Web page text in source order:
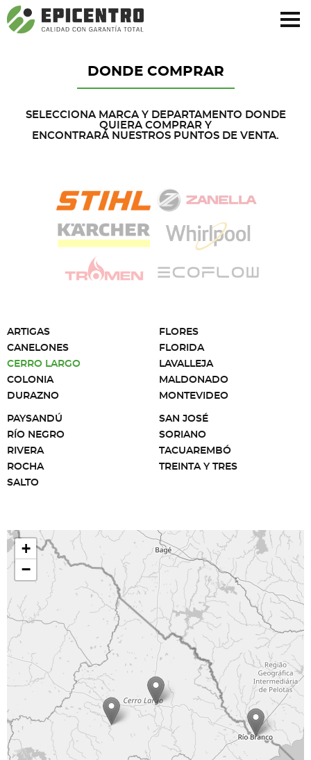
¿Olvidó su contraseña?Regístrese aquí
DONDE COMPRAR
SELECCIONA MARCA Y DEPARTAMENTO DONDE
QUIERA COMPRAR Y
ENCONTRARÁ NUESTROS PUNTOS DE VENTA.
ARTIGAS
CANELONES
CERRO LARGO
COLONIA
DURAZNO
FLORES
FLORIDA
LAVALLEJA
MALDONADO
MONTEVIDEO
PAYSANDÚ
RÍO NEGRO
RIVERA
ROCHA
SALTO
SAN JOSÉ
SORIANO
TACUAREMBÓ
TREINTA Y TRES
+
−